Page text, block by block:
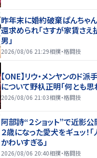
昨年末に婚約破棄ぱんちゃ
還求められ「さすが家賃さえ
男」
2026/08/06 21:29相撲・格闘技
【ONE】リウ・メンヤンのド
について野杁正明「何とも思
2026/08/06 21:03相撲・格闘技
阿部詩“２ショット”で近影公
２歳になった愛犬をギュッ！「
かわいすぎる」
2026/08/06 20:40相撲・格闘技